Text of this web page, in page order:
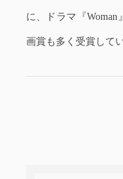
に、ドラマ『
画賞も多く受賞して